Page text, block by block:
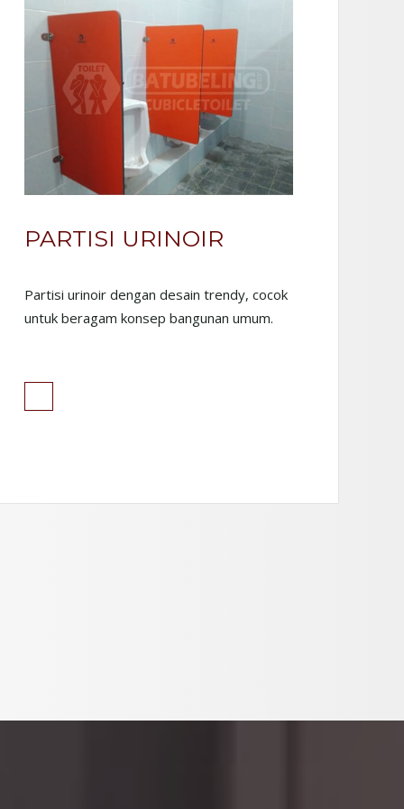
PARTISI URINOIR
Partisi urinoir dengan desain trendy, cocok
untuk beragam konsep bangunan umum.